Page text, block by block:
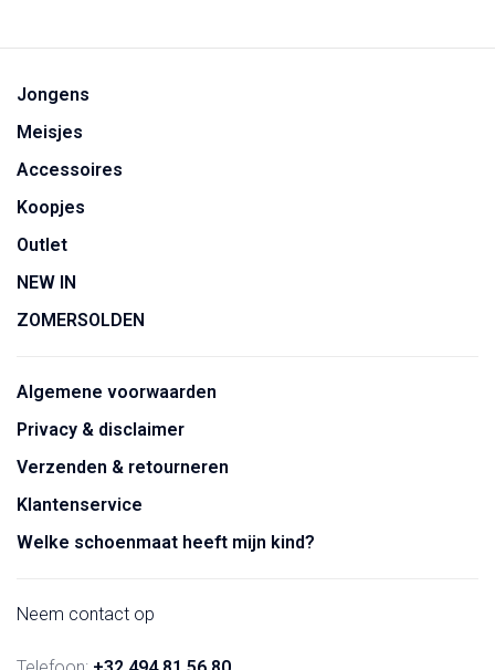
Jongens
Meisjes
Accessoires
Koopjes
Outlet
NEW IN
ZOMERSOLDEN
Algemene voorwaarden
Privacy & disclaimer
Verzenden & retourneren
Klantenservice
Welke schoenmaat heeft mijn kind?
Neem contact op